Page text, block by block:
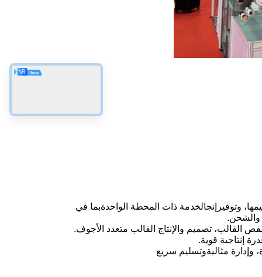
وتوفير إنجالخدمة ذات المحطة الواحدةبما في
والشحن.
القالب، تصميم والإنتاج القالب متعدد الأجوف.
إنتاجية قوية.
مثاليةوتسليم سريع